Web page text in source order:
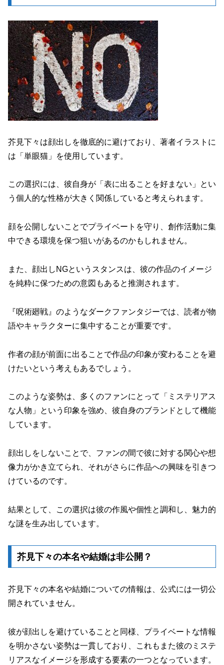
芥見下々は顔出しを徹底的に避けており、著者イラストに
は「単眼猫」を使用しています。
この選択には、彼自身が「表に出ることを好まない」とい
う個人的な性格が大きく関係していると考えられます。
顔を公開しないことでプライベートを守り、創作活動に集
中できる環境を保つ狙いがあるのかもしれません。
また、顔出しNGというスタンスは、彼の作品のイメージ
を純粋に保つための意図もあると推測されます。
『呪術廻戦』のようなダークファンタジーでは、読者が物
語やキャラクターに集中することが重要です。
作者の顔が前面に出ることで作品の印象が変わることを避
けたいという考えもあるでしょう。
このような姿勢は、多くのファンにとって「ミステリアス
な人物」という印象を強め、彼自身のブランドとして機能
しています。
顔出しをしないことで、ファンの間で彼に対する関心や想
像力がかき立てられ、それがさらに作品への興味を引きつ
けているのです。
結果として、この選択は彼の作風や個性と調和し、魅力的
な謎を生み出しています。
芥見下々の本名や結婚は非公開？
芥見下々の本名や結婚についての情報は、公式には一切公
開されていません。
彼が顔出しを避けていることと同様、プライベートな情報
を明かさない姿勢は一貫しており、これもまた彼のミステ
リアスなイメージを形成する要素の一つとなっています。